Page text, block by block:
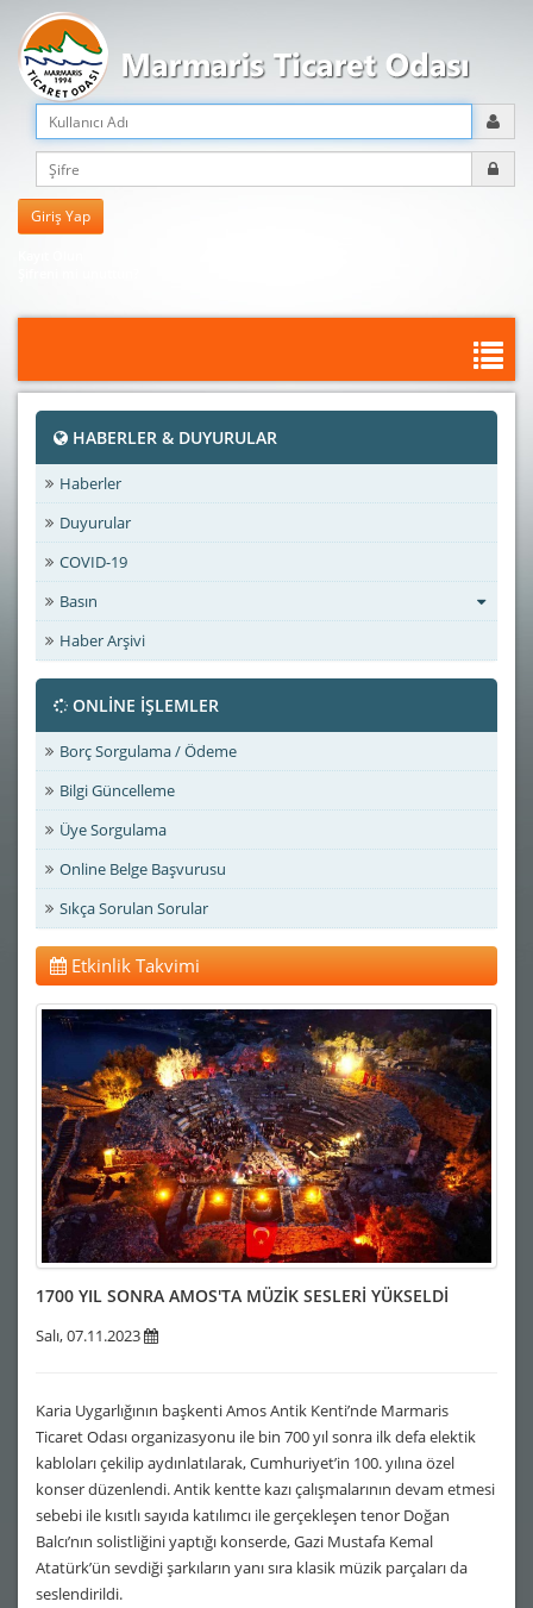
HABERLER & DUYURULAR
Haberler
Duyurular
COVID-19
Basın
Haber Arşivi
ONLİNE İŞLEMLER
Borç Sorgulama / Ödeme
Bilgi Güncelleme
Üye Sorgulama
Online Belge Başvurusu
Sıkça Sorulan Sorular
Etkinlik Takvimi
1700 YIL SONRA AMOS'TA MÜZİK SESLERİ YÜKSELDİ
Salı, 07.11.2023
Karia Uygarlığının başkenti Amos Antik Kenti’nde Marmaris
Ticaret Odası organizasyonu ile bin 700 yıl sonra ilk defa elektik
kabloları çekilip aydınlatılarak, Cumhuriyet’in 100. yılına özel
konser düzenlendi. Antik kentte kazı çalışmalarının devam etmesi
sebebi ile kısıtlı sayıda katılımcı ile gerçekleşen tenor Doğan
Balcı’nın solistliğini yaptığı konserde, Gazi Mustafa Kemal
Atatürk’ün sevdiği şarkıların yanı sıra klasik müzik parçaları da
seslendirildi.